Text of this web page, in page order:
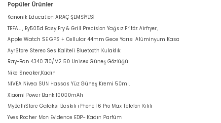
Popüler Ürünler
Kanonik Education ARAÇ ŞEMSİYESİ
TEFAL , Ey505d Easy Fry & Grill Precision Yağsız Fritöz Airfryer,
Apple Watch SE GPS + Cellular 44mm Gece Yarısı Alüminyum Kasa
AyrStore Stereo Ses Kaliteli Bluetooth Kulaklık
Ray-Ban 4340 710/M2 50 Unisex Güneş Gözlüğü
Nike Sneaker,Kadın
NIVEA Nivea SUN Hassas Yüz Güneş Kremi 50ml,
Xiaomi Power Bank 10000mAh
MyBalliStore Galaksi Baskılı iPhone 16 Pro Max Telefon Kılıfı
Yves Rocher Mon Evidence EDP- Kadın Parfüm